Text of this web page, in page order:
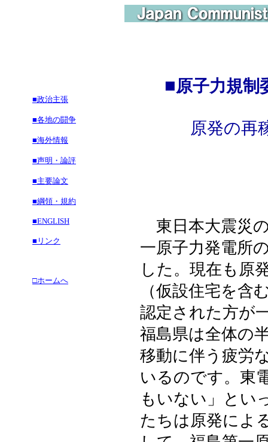
■政治主張
■各地の闘争
■海外情報
■声明・論評
■主要論文
■綱領・規約
■ENGLISH
■リンク
□ホームへ
■原子力規制
原発の再
東日本大震災
一原子力発電所
した。現在も原
（仮設住宅を含
認定された方が
福島県は全体の
移動に伴う疲労
いるのです。東
もいない」とい
たちは原発によ